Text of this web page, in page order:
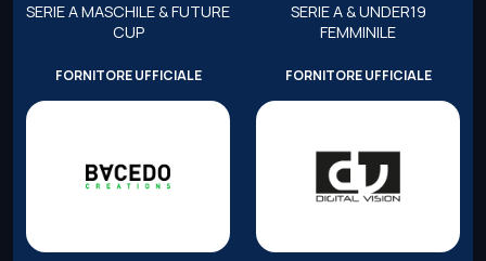
SERIE A MASCHILE & FUTURE
CUP
SERIE A & UNDER19
FEMMINILE
FORNITORE UFFICIALE FORNITORE UFFICIALE